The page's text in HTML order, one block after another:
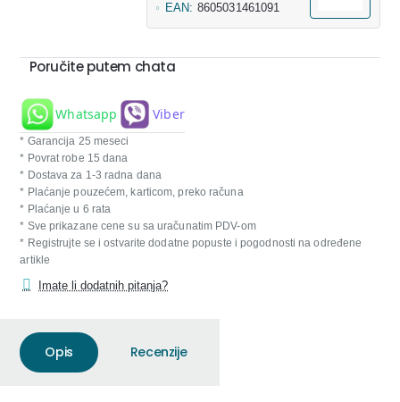
EAN: 8605031461091
Poručite putem chata
Whatsapp Viber
* Garancija 25 meseci
* Povrat robe 15 dana
* Dostava za 1-3 radna dana
* Plaćanje pouzećem, karticom, preko računa
* Plaćanje u 6 rata
* Sve prikazane cene su sa uračunatim PDV-om
* Registrujte se i ostvarite dodatne popuste i pogodnosti na određene
artikle
Imate li dodatnih pitanja?
Opis Recenzije